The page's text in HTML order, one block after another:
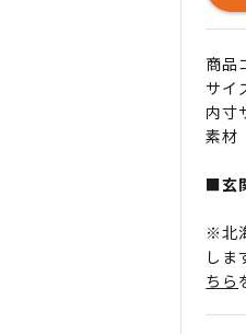
商品
サ
内寸
素材
■玄
※北
しま
ちら